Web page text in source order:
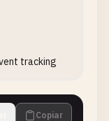
tracking
Copiar